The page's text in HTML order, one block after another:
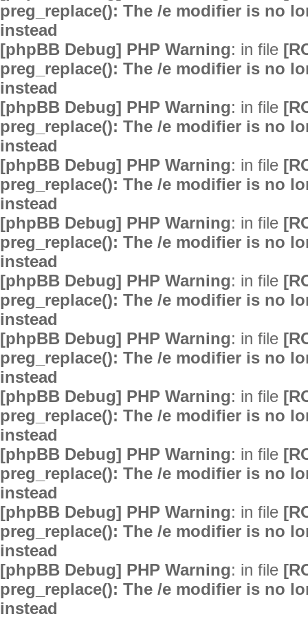
preg_replace(): The /e modifier is no
instead
[phpBB Debug] PHP Warning: in file
preg_replace(): The /e modifier is no
instead
[phpBB Debug] PHP Warning: in file
preg_replace(): The /e modifier is no
instead
[phpBB Debug] PHP Warning: in file
preg_replace(): The /e modifier is no
instead
[phpBB Debug] PHP Warning: in file
preg_replace(): The /e modifier is no
instead
[phpBB Debug] PHP Warning: in file
preg_replace(): The /e modifier is no
instead
[phpBB Debug] PHP Warning: in file
preg_replace(): The /e modifier is no
instead
[phpBB Debug] PHP Warning: in file
preg_replace(): The /e modifier is no
instead
[phpBB Debug] PHP Warning: in file
preg_replace(): The /e modifier is no
instead
[phpBB Debug] PHP Warning: in file
preg_replace(): The /e modifier is no
instead
[phpBB Debug] PHP Warning: in file
preg_replace(): The /e modifier is no
instead